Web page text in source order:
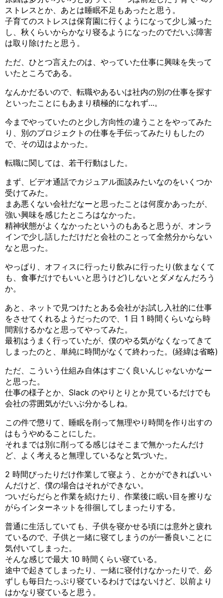
ストレスとか、あとは睡眠不足もあったと思う。
子育てのストレスは保育園に行くようになって少し減った
し、秋くらいからかなり寝るようになったのでだいぶ障害
は取り除けたと思う。
ただ、ひとつ言えたのは、やっていた仕事に興味を失って
いたところである。
なんかだるいので、転職やあるいは社内の別の仕事を探す
といったことにもあまり積極的になれず...。
今までやっていたのと少し方向性の違うことをやってみた
り、別のプロジェクトの仕事を手伝ってみたりもしたの
で、その辺はよかった。
転職に関しては、若干行動はした。
まず、ビデオ通話でカジュアル面談みたいなのをいくつか
受けてみた。
まあ悪くない会社だなーと思ったことは何度かあったが、
強い興味を感じたところはなかった。
精神状態がよくなかったというのもあると思うが、オンラ
インで少し話しただけだと会社のことって全然分からない
なと思った。
やっぱり、オフィスに行ったり飲みに行ったり(飲まなくて
も、食事だけでもいいと思うけど)しないとダメなんだろう
か。
あと、ネットで見つけたとある会社がお試し入社的に仕事
をさせてくれるようだったので、1 日 1 時間くらいなら時
間割けるかなと思ってやってみた。
最初はうまく行っていたが、僕のやる気がなくなってきて
しまったのと、単純に時間がなくて終わった。(経緯は省略)
ただ、こういう仕組み自体はすごく良いんじゃないかなー
と思った。
仕事の様子とか、Slack のやりとりとか見ているだけでも
会社の雰囲気がだいぶ分かるしね。
この件で懲りて、睡眠を削って無理やり時間を作り出すの
はもうやめることにした。
それまでは別に削ってる感じはそこまで無かったんだけ
ど、よく考えると無理しているなと気づいた。
2 時間ぴったりだけ作業して寝よう、とかができればいい
んだけど、僕の場合はそれができない。
ついだらだらと作業を続けたり、作業後に眠い目を擦りな
がらインターネットを徘徊してしまったりする。
普通に生活していても、子供を寝かせる頃には意外と疲れ
ているので、子供と一緒に寝てしまうのが一番良いことに
気付いてしまった。
そんな感じで最大 10 時間くらい寝ている。
途中で起きてしまったり、一緒に寝付けなかったりで、必
ずしも毎日たっぷり寝ているわけではないけど、以前より
はかなり寝ていると思う。